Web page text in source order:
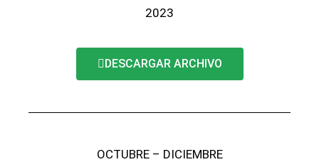
2023
DESCARGAR ARCHIVO
OCTUBRE – DICIEMBRE